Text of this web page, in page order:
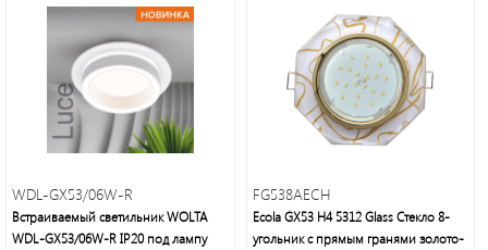
WDL-GX53/06W-R
Встраиваемый cветильник WOLTA
WDL-GX53/06W-R IP20 под лампу
FG538AECH
Ecola GX53 H4 5312 Glass Стекло 8-
угольник с прямым гранями золото-